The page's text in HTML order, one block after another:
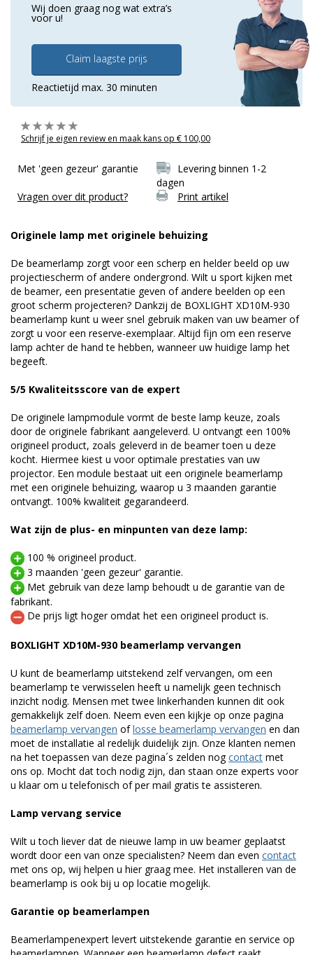
Wij doen graag nog wat extra’s
voor u!
Claim laagste prijs
Reactietijd max. 30 minuten
Schrijf je eigen review en maak kans op € 100,00
Met 'geen gezeur' garantie
Levering binnen 1-2
dagen
Vragen over dit product?
Print artikel
Originele lamp met originele behuizing
De beamerlamp zorgt voor een scherp en helder beeld op uw
projectiescherm of andere ondergrond. Wilt u sport kijken met
de beamer, een presentatie geven of andere beelden op een
groot scherm projecteren? Dankzij de BOXLIGHT XD10M-930
beamerlamp kunt u weer snel gebruik maken van uw beamer of
zorgt u voor een reserve-exemplaar. Altijd fijn om een reserve
lamp achter de hand te hebben, wanneer uw huidige lamp het
begeeft.
5/5 Kwaliteitsscore van de expert
De originele lampmodule vormt de beste lamp keuze, zoals
door de originele fabrikant aangeleverd. U ontvangt een 100%
origineel product, zoals geleverd in de beamer toen u deze
kocht. Hiermee kiest u voor optimale prestaties van uw
projector. Een module bestaat uit een originele beamerlamp
met een originele behuizing, waarop u 3 maanden garantie
ontvangt. 100% kwaliteit gegarandeerd.
Wat zijn de plus- en minpunten van deze lamp:
100 % origineel product.
3 maanden 'geen gezeur' garantie.
Met gebruik van deze lamp behoudt u de garantie van de
fabrikant.
De prijs ligt hoger omdat het een origineel product is.
BOXLIGHT XD10M-930 beamerlamp vervangen
U kunt de beamerlamp uitstekend zelf vervangen, om een
beamerlamp te verwisselen heeft u namelijk geen technisch
inzicht nodig. Mensen met twee linkerhanden kunnen dit ook
gemakkelijk zelf doen. Neem even een kijkje op onze pagina
beamerlamp vervangen oflosse beamerlamp vervangen en dan
moet de installatie al redelijk duidelijk zijn. Onze klanten nemen
na het toepassen van deze pagina´s zelden nogcontact met
ons op. Mocht dat toch nodig zijn, dan staan onze experts voor
u klaar om u telefonisch of per mail gratis te assisteren.
Lamp vervang service
Wilt u toch liever dat de nieuwe lamp in uw beamer geplaatst
wordt door een van onze specialisten? Neem dan even contact
met ons op, wij helpen u hier graag mee. Het installeren van de
beamerlamp is ook bij u op locatie mogelijk.
Garantie op beamerlampen
Beamerlampenexpert levert uitstekende garantie en service op